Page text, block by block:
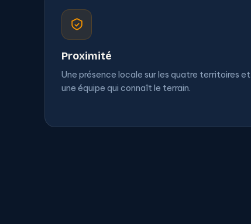
Proximité
Une présence locale sur les quatre territoires et
une équipe qui connaît le terrain.